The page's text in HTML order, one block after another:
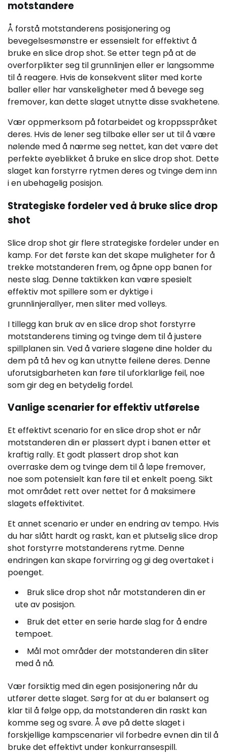
motstandere
Å forstå motstanderens posisjonering og
bevegelsesmønstre er essensielt for effektivt å
bruke en slice drop shot. Se etter tegn på at de
overforplikter seg til grunnlinjen eller er langsomme
til å reagere. Hvis de konsekvent sliter med korte
baller eller har vanskeligheter med å bevege seg
fremover, kan dette slaget utnytte disse svakhetene.
Vær oppmerksom på fotarbeidet og kroppsspråket
deres. Hvis de lener seg tilbake eller ser ut til å være
nølende med å nærme seg nettet, kan det være det
perfekte øyeblikket å bruke en slice drop shot. Dette
slaget kan forstyrre rytmen deres og tvinge dem inn
i en ubehagelig posisjon.
Strategiske fordeler ved å bruke slice drop
shot
Slice drop shot gir flere strategiske fordeler under en
kamp. For det første kan det skape muligheter for å
trekke motstanderen frem, og åpne opp banen for
neste slag. Denne taktikken kan være spesielt
effektiv mot spillere som er dyktige i
grunnlinjerallyer, men sliter med volleys.
I tillegg kan bruk av en slice drop shot forstyrre
motstanderens timing og tvinge dem til å justere
spillplanen sin. Ved å variere slagene dine holder du
dem på tå hev og kan utnytte feilene deres. Denne
uforutsigbarheten kan føre til uforklarlige feil, noe
som gir deg en betydelig fordel.
Vanlige scenarier for effektiv utførelse
Et effektivt scenario for en slice drop shot er når
motstanderen din er plassert dypt i banen etter et
kraftig rally. Et godt plassert drop shot kan
overraske dem og tvinge dem til å løpe fremover,
noe som potensielt kan føre til et enkelt poeng. Sikt
mot området rett over nettet for å maksimere
slagets effektivitet.
Et annet scenario er under en endring av tempo. Hvis
du har slått hardt og raskt, kan et plutselig slice drop
shot forstyrre motstanderens rytme. Denne
endringen kan skape forvirring og gi deg overtaket i
poenget.
Bruk slice drop shot når motstanderen din er
ute av posisjon.
Bruk det etter en serie harde slag for å endre
tempoet.
Mål mot områder der motstanderen din sliter
med å nå.
Vær forsiktig med din egen posisjonering når du
utfører dette slaget. Sørg for at du er balansert og
klar til å følge opp, da motstanderen din raskt kan
komme seg og svare. Å øve på dette slaget i
forskjellige kampscenarier vil forbedre evnen din til å
bruke det effektivt under konkurransespill.